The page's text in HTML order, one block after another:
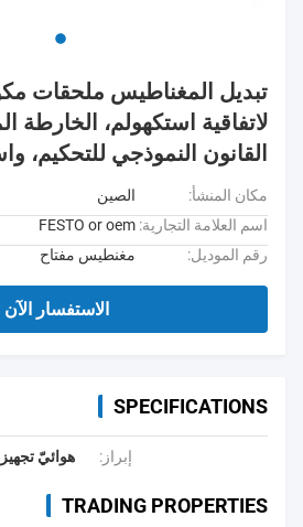
تبديل المغناطيس ملحقات
لاتفاقية استكهولم، الخارطة
القانون النموذجي
مكان المنشأ:
الصين
اسم العلامة التجارية: FESTO or oem
رقم الموديل:
مغنطيس مفتاح
الاستفسار الآن
SPECIFICATIONS
إبراز: هوائيّ
TRADING PROPERTIES